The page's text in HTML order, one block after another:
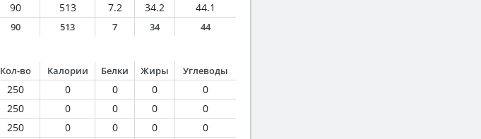
90 513 7.2 34.2
44.1
90 513 7 34 44
Кол-во Калории Белки Жиры Углеводы
250 0 0 0
0
250 0 0 0
0
250 0 0 0
0